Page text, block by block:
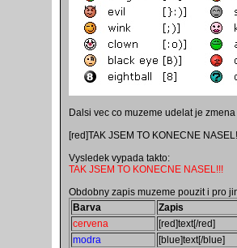
Dalsi vec co muzeme udelat je
[red]TAK JSEM TO KONECNE
Vysledek vypada takto:
TAK JSEM TO KONECNE NASEL!!!
Obdobny zapis muzeme pouzit i pro
Barva
Zapis
cervena
[red]text[/red]
modra
[blue]text[/blue]